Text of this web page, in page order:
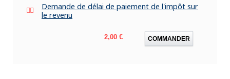
Demande de délai de paiement de l'impôt sur
le revenu
Prix
2,00 € COMMANDER